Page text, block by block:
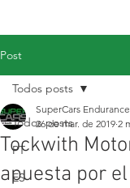
Post
Todos posts
PT
ES
Todos posts
Tockwith
apuesta por
SuperCars
26 de mar. de 2019 2